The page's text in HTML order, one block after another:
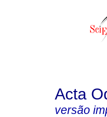
Acta
versão